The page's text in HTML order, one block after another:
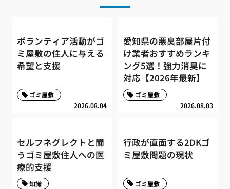
ボランティア活動がゴ
ミ屋敷の住人に与える
希望と支援
2026.08.04
ゴミ屋敷
愛知県の悪臭部屋片付
け業者おすすめランキ
ング5選！強力消臭に
対応【2026年最新】
2026.08.03
ゴミ屋敷
セルフネグレクトと闘
うゴミ屋敷住人への医
療的支援
知識
行政が直面する2DKゴ
ミ屋敷問題の現状
ゴミ屋敷